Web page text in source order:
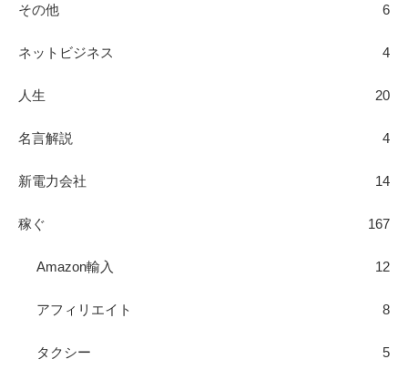
その他 6
ネットビジネス 4
人生 20
名言解説 4
新電力会社 14
稼ぐ 167
Amazon輸入 12
アフィリエイト 8
タクシー 5